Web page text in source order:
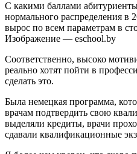
C какими баллами
нормального распределения в
вырос по всем параметрам в
Изображение — eschool.by
Соответственно, высоко
реально хотят пойти в
сделать это.
Была немецкая программа,
врачам подтвердить свою
выделяли кредиты, врачи
сдавали квалификационные